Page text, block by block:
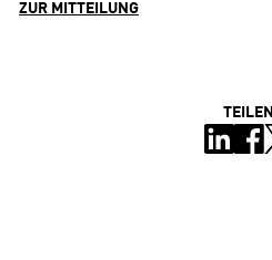
ZUR MITTEILUNG
TEILEN